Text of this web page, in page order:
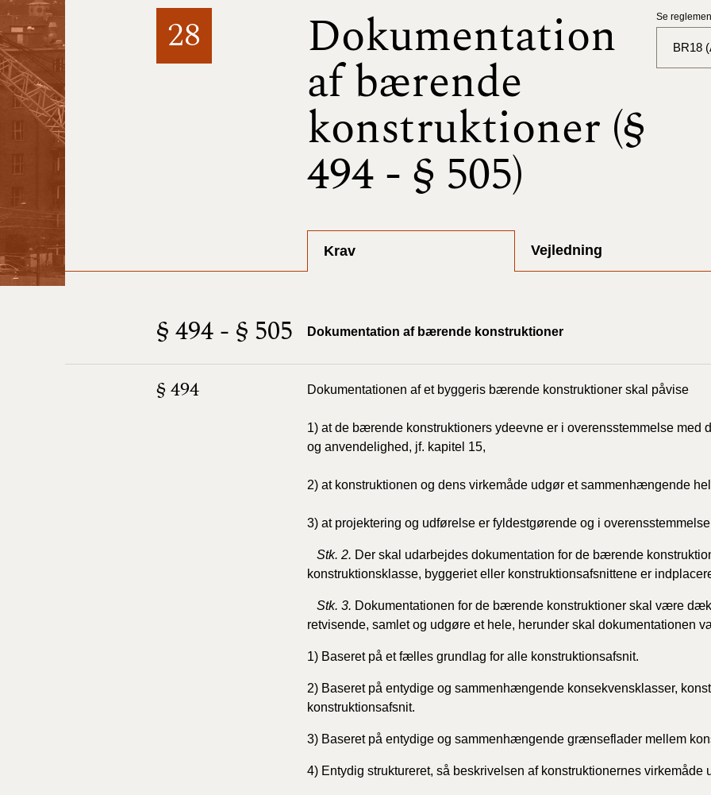
28 Dokumentation
af bærende
konstruktioner (§
494 - § 505)
Se
BR18
BR18
2022)
BR18
2021)
BR18
BR18
Krav Vejledning
§ 494 - § 505 Dokumentation af bærende konstruktioner
§ 494 Dokumentationen af et byggeris bærende konstruktioner skal påvise
1) at de bærende konstruktioners ydeevne er i overensstemmelse med
og anvendelighed, jf. kapitel 15,
2) at konstruktionen og dens virkemåde udgør et sammenhængende
3) at projektering og udførelse er fyldestgørende og i
Stk. 2. Der skal udarbejdes dokumentation for de bærende
konstruktionsklasse, byggeriet eller konstruktionsafsnittene er
Stk. 3. Dokumentationen for de bærende konstruktioner skal være
retvisende, samlet og udgøre et hele, herunder skal dokumentationen
1) Baseret på et fælles grundlag for alle konstruktionsafsnit.
2) Baseret på entydige og sammenhængende konsekvensklasser,
konstruktionsafsnit.
3) Baseret på entydige og sammenhængende grænseflader mellem
4) Entydig struktureret, så beskrivelsen af konstruktionernes virkemåde